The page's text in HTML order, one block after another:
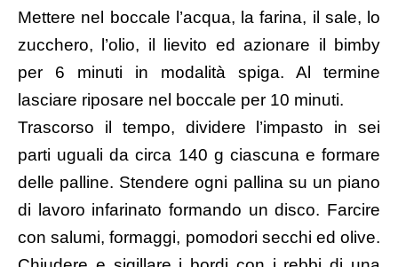
Mettere nel boccale l’acqua, la farina, il sale, lo
zucchero, l’olio, il lievito ed azionare il bimby
per 6 minuti in modalità spiga. Al termine
lasciare riposare nel boccale per 10 minuti.
Trascorso il tempo, dividere l’impasto in sei
parti uguali da circa 140 g ciascuna e formare
delle palline. Stendere ogni pallina su un piano
di lavoro infarinato formando un disco. Farcire
con salumi, formaggi, pomodori secchi ed olive.